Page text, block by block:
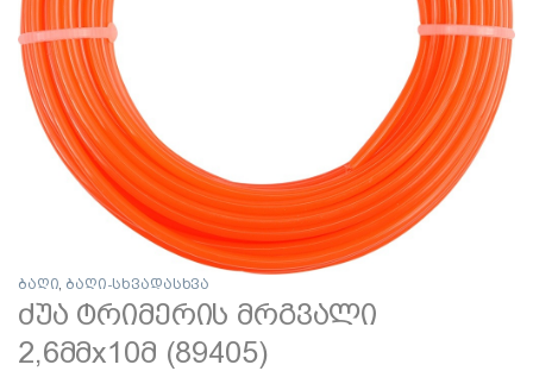
ბაღი, ბაღი-სხვადასხვა
ძუა ტრიმერის მრგვალი
2,6მმх10მ (89405)